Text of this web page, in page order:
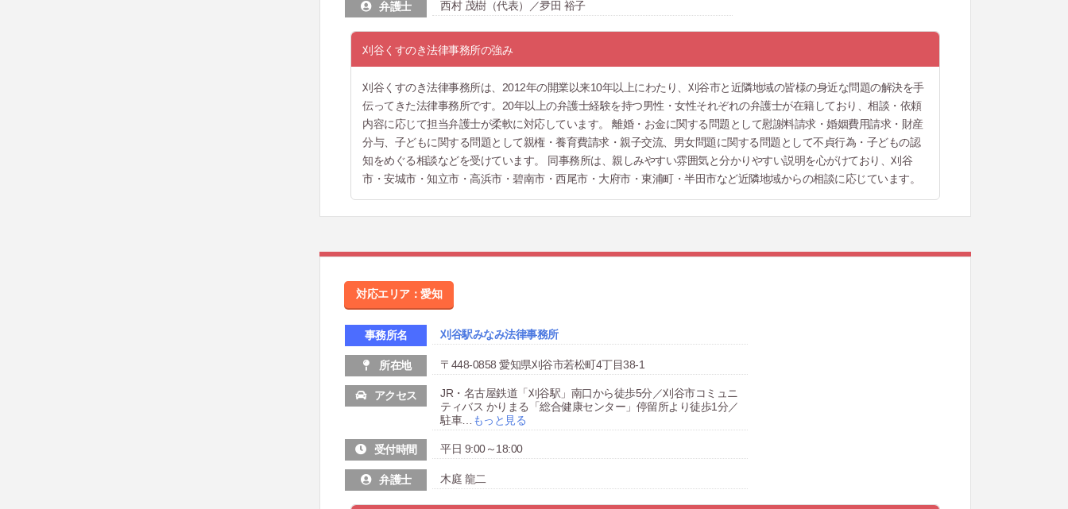
弁護士 西村 茂樹（代表）／夛田 裕子
刈谷くすのき法律事務所の強み
刈谷くすのき法律事務所は、2012年の開業以来10年以上にわたり、刈谷市と近隣地域の皆様の身近な問題の解決を手
伝ってきた法律事務所です。20年以上の弁護士経験を持つ男性・女性それぞれの弁護士が在籍しており、相談・依頼
内容に応じて担当弁護士が柔軟に対応しています。 離婚・お金に関する問題として慰謝料請求・婚姻費用請求・財産
分与、子どもに関する問題として親権・養育費請求・親子交流、男女問題に関する問題として不貞行為・子どもの認
知をめぐる相談などを受けています。 同事務所は、親しみやすい雰囲気と分かりやすい説明を心がけており、刈谷
市・安城市・知立市・高浜市・碧南市・西尾市・大府市・東浦町・半田市など近隣地域からの相談に応じています。
対応エリア：愛知
事務所名 刈谷駅みなみ法律事務所
所在地 〒448-0858 愛知県刈谷市若松町4丁目38-1
アクセス
JR・名古屋鉄道「刈谷駅」南口から徒歩5分／刈谷市コミュニ
ティバス かりまる「総合健康センター」停留所より徒歩1分／
駐車… もっと見る
受付時間 平日 9:00～18:00
弁護士 木庭 龍二